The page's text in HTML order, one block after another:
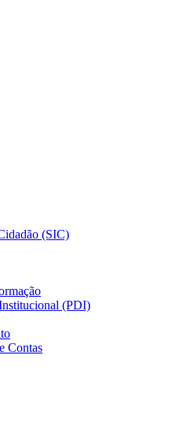
(SIC)
(PDI)
Contas